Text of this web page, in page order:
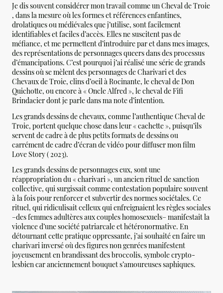
Je dis souvent considérer mon travail comme un Cheval de Troie
, dans la mesure où les formes et références enfantines,
drolatiques ou médiévales que j’utilise, sont facilement
identifiables et faciles d’accès. Elles ne suscitent pas de
méfiance, et me permettent d’introduire par et dans mes images,
des représentations de personnages queers dans des processus
d’émancipations. C’est pourquoi j’ai réalisé une série de grands
dessins où se mèlent des personnages de Charivari et des
Chevaux de Troie, clins d’oeil à Rocinante, le cheval de Don
Quichotte, ou encore à « Oncle Alfred », le cheval de Fifi
Brindacier dont je parle dans ma note d’intention.
Les grands dessins de chevaux, comme l’authentique Cheval de
Troie, portent quelque chose dans leur « cachette », puisqu’ils
servent de cadre à de plus petits formats de dessins ou
carrément de cadre d’écran de vidéo pour diffuser mon film
Love Story ( 2023).
Les grands dessins de personnages eux, sont une
réappropriation du « charivari », un ancien rituel de sanction
collective, qui surgissait comme contestation populaire souvent
à la fois pour renforcer et subvertir des normes sociétales. Ce
rituel, qui ridiculisait celleux qui enfreignaient les règles sociales
–des femmes adultères aux couples homosexuels– manifestait la
violence d’une société patriarcale et hétéronormative. En
détournant cette pratique oppressante, j’ai souhaité en faire un
charivari inversé où des figures non genrées manifestent
joyeusement en brandissant des broccolis, symbole crypto-
lesbien car anciennement bouquet s’amoureuses saphiques.